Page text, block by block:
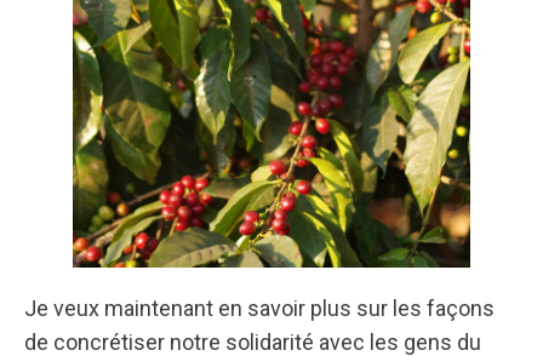
Je veux maintenant en savoir plus sur les façons
de concrétiser notre solidarité avec les gens du